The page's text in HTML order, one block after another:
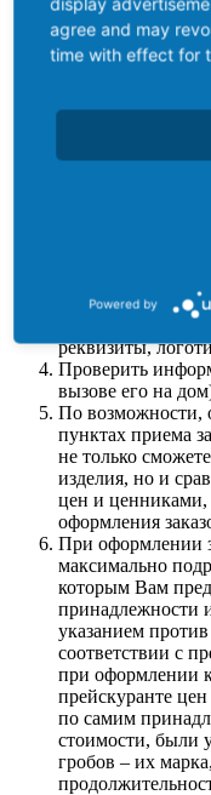
При вызове
телефонами
компании, чью
родственников.
Вызванный
служебное
ритуальные
При оформлении
документация
компании
реквизиты,
Проверить
вызове его на
По возможности,
пунктах приема
не только
изделия, но и
цен и ценниками,
оформления
При оформлении
максимально
которым Вам
принадлежности
указанием
соответствии с
при оформлении
прейскуранте
по самим
стоимости, были
гробов – их
agree and may
time with effect for
Powered by